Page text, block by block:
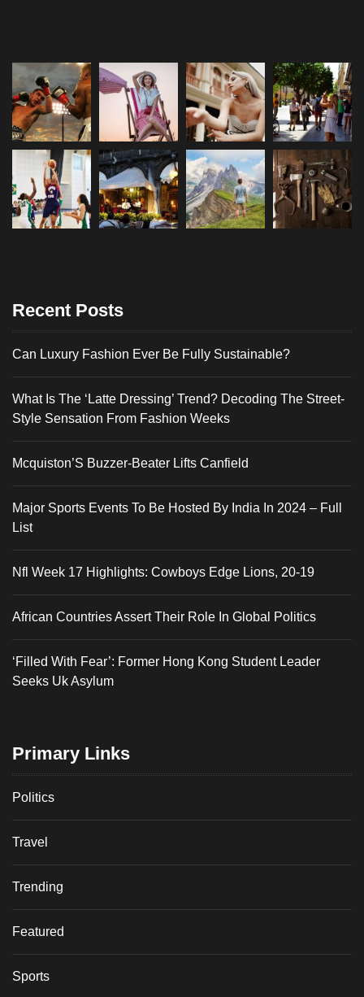
Recent Posts
Can Luxury Fashion Ever Be Fully Sustainable?
What Is The ‘Latte Dressing’ Trend? Decoding The Street-
Style Sensation From Fashion Weeks
Mcquiston’S Buzzer-Beater Lifts Canfield
Major Sports Events To Be Hosted By India In 2024 – Full
List
Nfl Week 17 Highlights: Cowboys Edge Lions, 20-19
African Countries Assert Their Role In Global Politics
‘Filled With Fear’: Former Hong Kong Student Leader
Seeks Uk Asylum
Primary Links
Politics
Travel
Trending
Featured
Sports